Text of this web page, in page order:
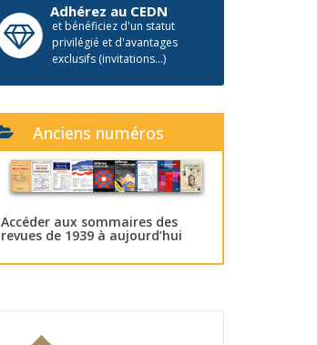
Adhérez au CEDN
et bénéficiez d'un statut
privilégié et d'avantages
exclusifs (invitations...)
Anciens numéros
Accéder aux sommaires des
revues de 1939 à aujourd’hui